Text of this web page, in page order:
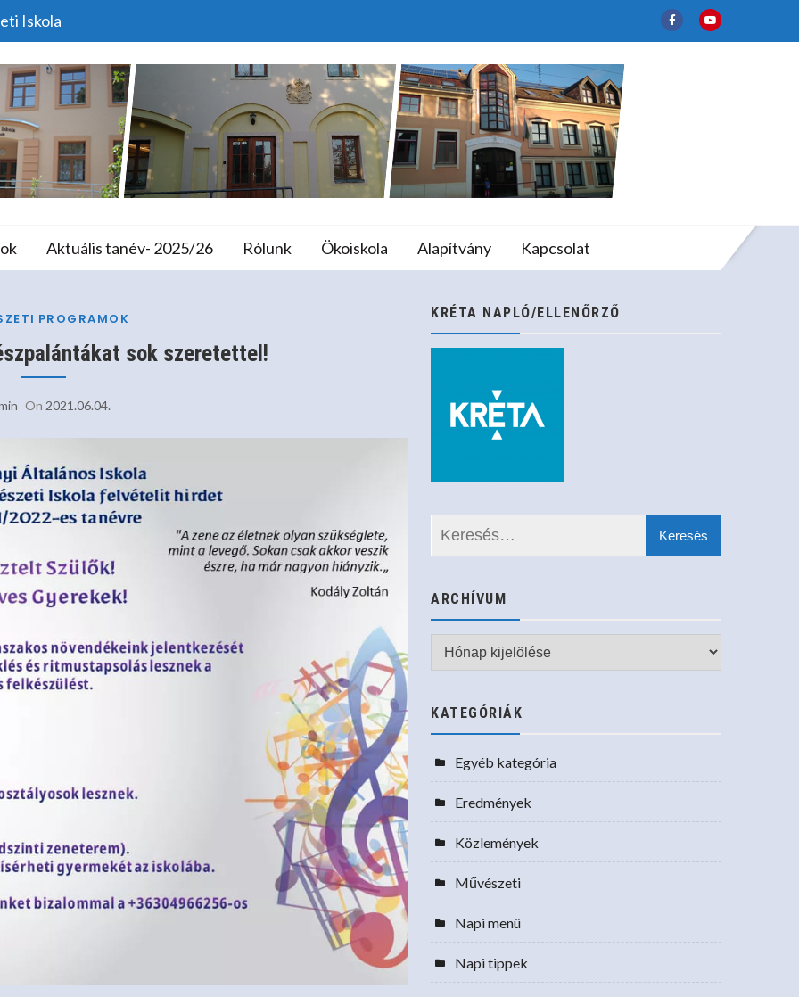
Iskola
Iskola és Alapfokú Művészeti
Aktuális tanév- 2025/26 Rólunk Ökoiskola Alapítvány Kapcsolat
Zenészpalántákat Sok Szeretettel!
Programok Várjuk A Leendő Zenészpalántákat Sok Szeretettel!
PROGRAMOK
sok szeretettel!
On 2021.06.04.
KRÉTA NAPLÓ/ELLENŐRZŐ
ARCHÍVUM
Archívum
KATEGÓRIÁK
Egyéb kategória
Eredmények
Közlemények
Művészeti
Napi menü
Napi tippek